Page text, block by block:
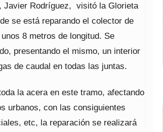
Javier Rodríguez, visitó la Glorieta
se está reparando el colector de
8 metros de longitud. Se
presentando el mismo, un interior
de caudal en todas las juntas.
la acera en este tramo, afectando
urbanos, con las consiguientes
etc, la reparación se realizará